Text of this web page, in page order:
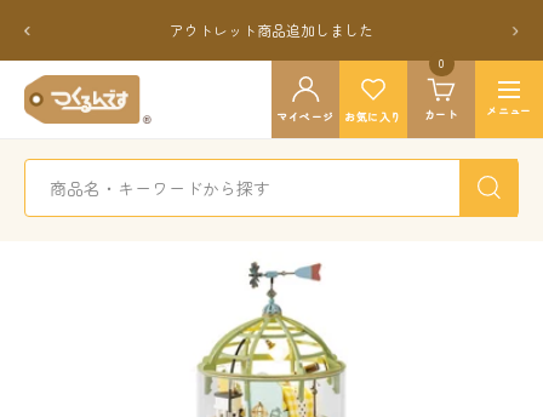
テ
戻
る
アウトレット商品追加しました
次
へ
つ
く
ん
す
マイページ お気に入り カート
0
ナ
ビ
ゲ
シ
メニュー